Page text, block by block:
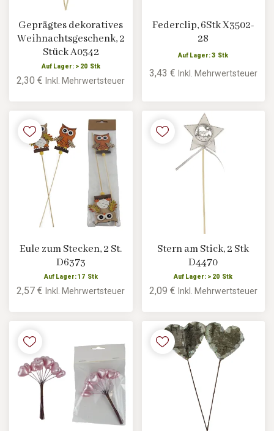
Geprägtes dekoratives
Weihnachtsgeschenk, 2
Stück A0342
Auf Lager: > 20 Stk
2,30 €Inkl. Mehrwertsteuer
Federclip, 6Stk X3502-
28
Auf Lager: 3 Stk
3,43 € Inkl. Mehrwertsteuer
Eule zum Stecken, 2 St.
D6373
Auf Lager: 17 Stk
2,57 €Inkl. Mehrwertsteuer
Stern am Stick, 2 Stk
D4470
Auf Lager: > 20 Stk
2,09 € Inkl. Mehrwertsteuer